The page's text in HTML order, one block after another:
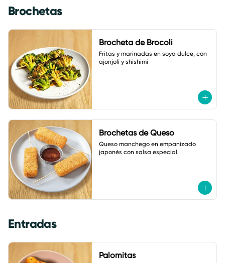
Brochetas
Brocheta de Brocoli
Fritas y marinadas en soya dulce, con
ajonjolí y shishimi
Brochetas de Queso
Queso manchego en empanizado
japonés con salsa especial.
Entradas
Palomitas